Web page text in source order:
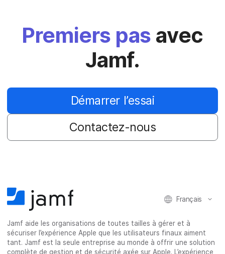
Premiers pas avec
Jamf.
Démarrer l’essai
Contactez-nous
Français
Jamf aide les organisations de toutes tailles à gérer et à
sécuriser l’expérience Apple que les utilisateurs finaux aiment
tant. Jamf est la seule entreprise au monde à offrir une solution
complète de gestion et de sécurité axée sur Apple. L’expérience